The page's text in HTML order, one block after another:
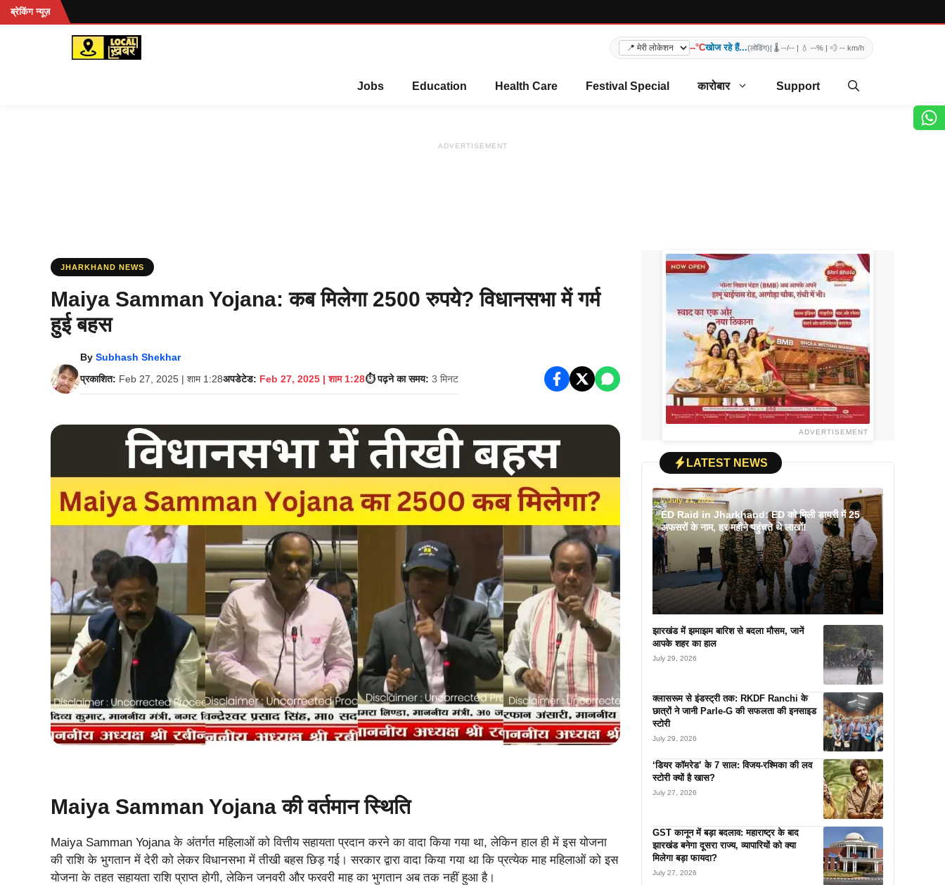
Skip
to
ब्रेकिंग न्यूज़
--°Cखोज रहे हैं...(लोडिंग)| 🌡️ --/-- | 💧 --% | 💨 -- km/h
Jobs Education Health Care Festival Special कारोबार Support
ADVERTISEMENT
JHARKHAND NEWS
Maiya Samman Yojana: कब मिलेगा 2500 रुपये? विधानसभा में गर्म
हुई बहस
By Subhash Shekhar
प्रकाशित: Feb 27, 2025 | शाम 1:28अपडेटेड: Feb 27, 2025 | शाम 1:28⏱️ पढ़ने का समय: 3 मिनट
Maiya Samman Yojana की वर्तमान स्थिति
Maiya Samman Yojana के अंतर्गत महिलाओं को वित्तीय सहायता प्रदान करने का वादा किया गया था, लेकिन हाल ही में इस योजना
की राशि के भुगतान में देरी को लेकर विधानसभा में तीखी बहस छिड़ गई। सरकार द्वारा वादा किया गया था कि प्रत्येक माह महिलाओं को इस
योजना के तहत सहायता राशि प्राप्त होगी, लेकिन जनवरी और फरवरी माह का भुगतान अब तक नहीं हुआ है।
ADVERTISEMENT
LATEST NEWS
July 31, 2026
ED Raid in Jharkhand: ED को मिली डायरी में 25
अफसरों के नाम, हर महीने पहुंचते थे लाखों!
झारखंड में झमाझम बारिश से बदला मौसम, जानें
आपके शहर का हाल
July 29, 2026
क्लासरूम से इंडस्ट्री तक: RKDF Ranchi के
छात्रों ने जानी Parle-G की सफलता की इनसाइड
स्टोरी
July 29, 2026
‘डियर कॉमरेड’ के 7 साल: विजय-रश्मिका की लव
स्टोरी क्यों है खास?
July 27, 2026
GST कानून में बड़ा बदलाव: महाराष्ट्र के बाद
झारखंड बनेगा दूसरा राज्य, व्यापारियों को क्या
मिलेगा बड़ा फायदा?
July 27, 2026